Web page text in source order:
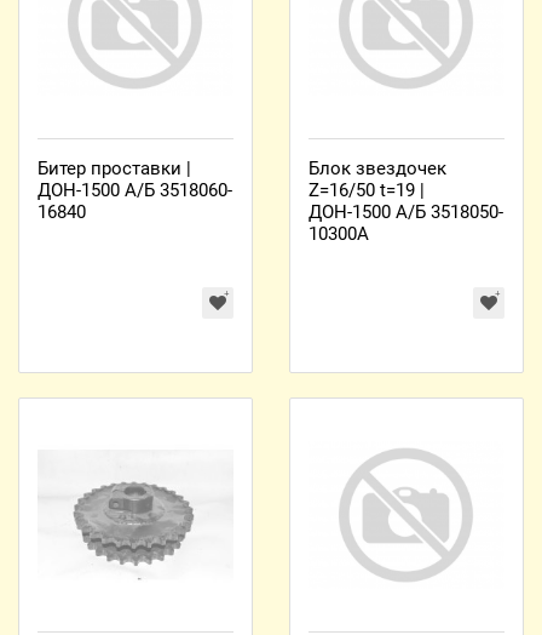
Битер проставки |
ДОН-1500 А/Б 3518060-
16840
Блок звездочек
Z=16/50 t=19 |
ДОН-1500 А/Б 3518050-
10300А